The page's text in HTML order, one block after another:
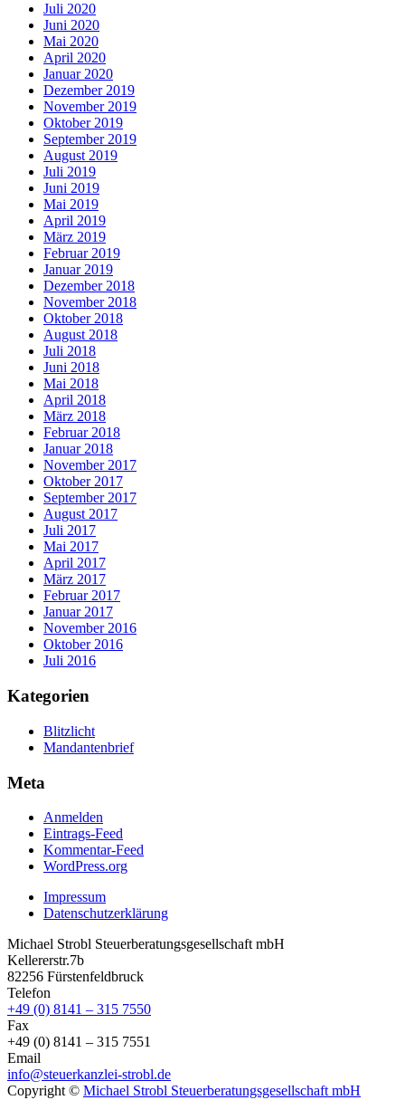
Juli 2020
Juni 2020
Mai 2020
April 2020
Januar 2020
Dezember 2019
November 2019
Oktober 2019
September 2019
August 2019
Juli 2019
Juni 2019
Mai 2019
April 2019
März 2019
Februar 2019
Januar 2019
Dezember 2018
November 2018
Oktober 2018
August 2018
Juli 2018
Juni 2018
Mai 2018
April 2018
März 2018
Februar 2018
Januar 2018
November 2017
Oktober 2017
September 2017
August 2017
Juli 2017
Mai 2017
April 2017
März 2017
Februar 2017
Januar 2017
November 2016
Oktober 2016
Juli 2016
Kategorien
Blitzlicht
Mandantenbrief
Meta
Anmelden
Eintrags-Feed
Kommentar-Feed
WordPress.org
Impressum
Datenschutzerklärung
Michael Strobl Steuerberatungsgesellschaft mbH
Kellererstr.7b
82256 Fürstenfeldbruck
Telefon
+49 (0) 8141 – 315 7550
Fax
+49 (0) 8141 – 315 7551
Email
info@steuerkanzlei-strobl.de
Copyright © Michael Strobl Steuerberatungsgesellschaft mbH